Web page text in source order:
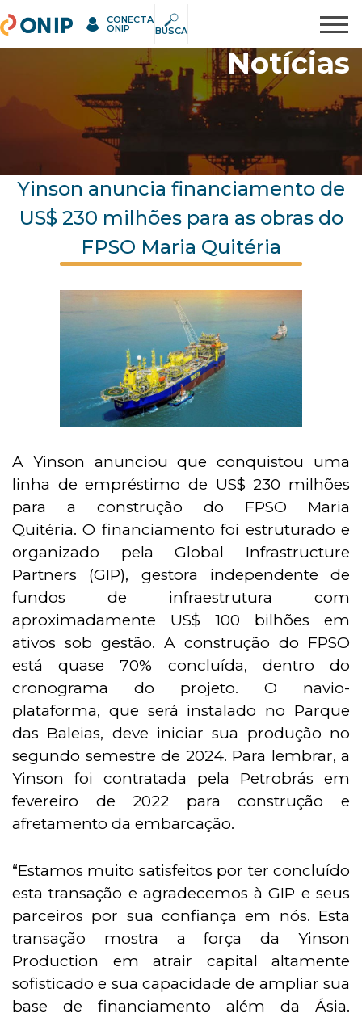
Pesquisar
ONIP CONECTA
ONIP BUSCA
Notícias
Yinson anuncia financiamento de
US$ 230 milhões para as obras do
FPSO Maria Quitéria
A Yinson anunciou que conquistou uma
linha de empréstimo de US$ 230 milhões
para a construção do FPSO Maria
Quitéria. O financiamento foi estruturado e
organizado pela Global Infrastructure
Partners (GIP), gestora independente de
fundos de infraestrutura com
aproximadamente US$ 100 bilhões em
ativos sob gestão. A construção do FPSO
está quase 70% concluída, dentro do
cronograma do projeto. O navio-
plataforma, que será instalado no Parque
das Baleias, deve iniciar sua produção no
segundo semestre de 2024. Para lembrar, a
Yinson foi contratada pela Petrobrás em
fevereiro de 2022 para construção e
afretamento da embarcação.
“Estamos muito satisfeitos por ter concluído
esta transação e agradecemos à GIP e seus
parceiros por sua confiança em nós. Esta
transação mostra a força da Yinson
Production em atrair capital altamente
sofisticado e sua capacidade de ampliar sua
base de financiamento além da Ásia.